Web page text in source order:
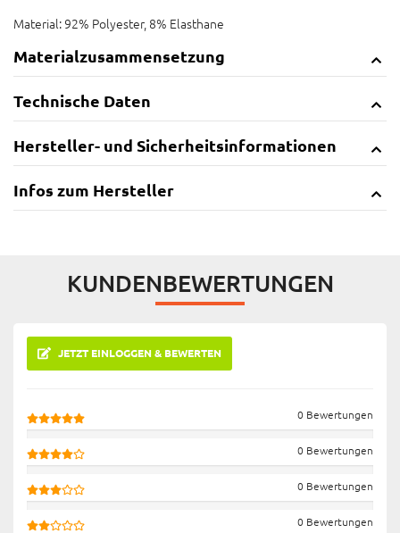
Material: 92% Polyester, 8% Elasthane
Materialzusammensetzung
Technische Daten
Hersteller- und Sicherheitsinformationen
Infos zum Hersteller
KUNDENBEWERTUNGEN
JETZT EINLOGGEN & BEWERTEN
0 Bewertungen
0 Bewertungen
0 Bewertungen
0 Bewertungen